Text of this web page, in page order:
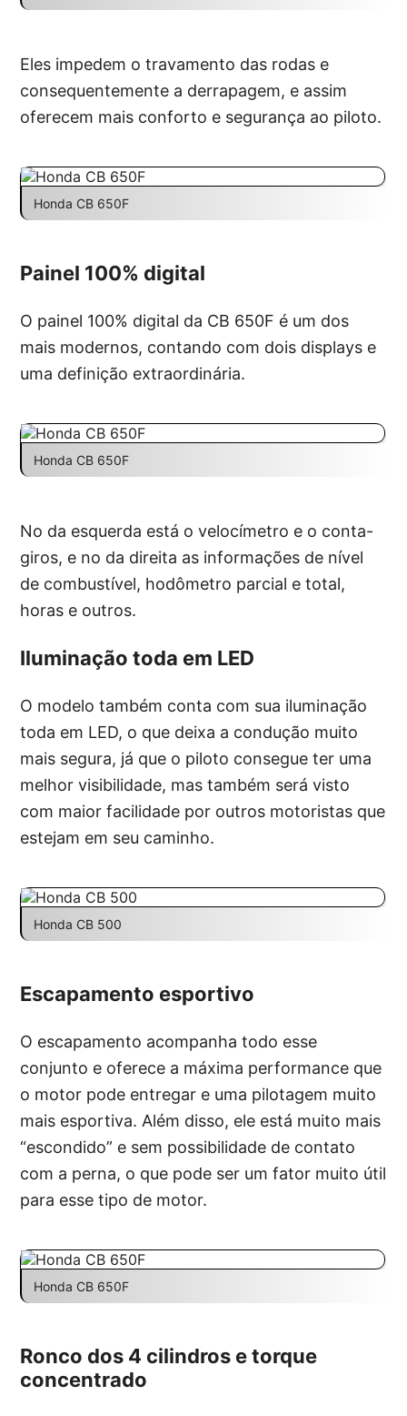
Eles impedem o travamento das rodas e
consequentemente a derrapagem, e assim
oferecem mais conforto e segurança ao piloto.
Honda CB 650F
Painel 100% digital
O painel 100% digital da CB 650F é um dos
mais modernos, contando com dois displays e
uma definição extraordinária.
Honda CB 650F
No da esquerda está o velocímetro e o conta-
giros, e no da direita as informações de nível
de combustível, hodômetro parcial e total,
horas e outros.
Iluminação toda em LED
O modelo também conta com sua iluminação
toda em LED, o que deixa a condução muito
mais segura, já que o piloto consegue ter uma
melhor visibilidade, mas também será visto
com maior facilidade por outros motoristas que
estejam em seu caminho.
Honda CB 500
Escapamento esportivo
O escapamento acompanha todo esse
conjunto e oferece a máxima performance que
o motor pode entregar e uma pilotagem muito
mais esportiva. Além disso, ele está muito mais
“escondido” e sem possibilidade de contato
com a perna, o que pode ser um fator muito útil
para esse tipo de motor.
Honda CB 650F
Ronco dos 4 cilindros e torque
concentrado